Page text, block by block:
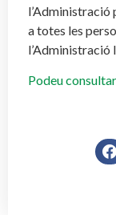
l’Administració
a totes les
l’Administració
Podeu